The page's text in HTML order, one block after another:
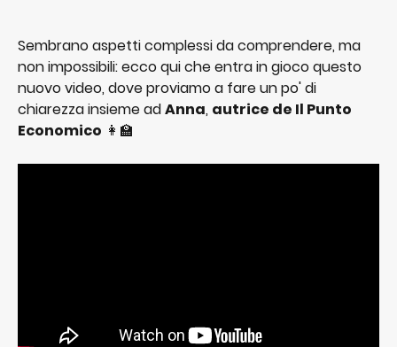
Sembrano aspetti complessi da comprendere, ma
non impossibili: ecco qui che entra in gioco questo
nuovo video, dove proviamo a fare un po' di
chiarezza insieme ad Anna, autrice de Il Punto
Economico 👩‍🏫